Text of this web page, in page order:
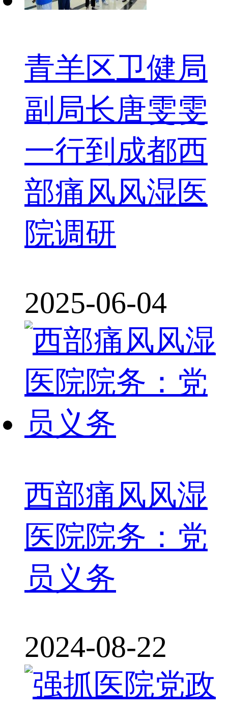
青羊区卫健局
副局长唐雯雯
一行到成都西
部痛风风湿医
院调研
2025-06-04
西部痛风风湿
医院院务：党
员义务
2024-08-22